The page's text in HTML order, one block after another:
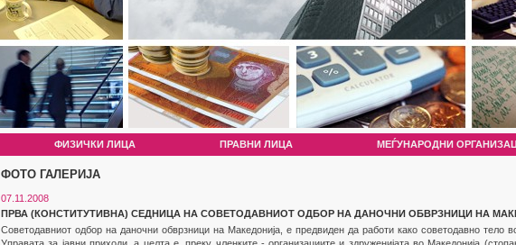
ФИЗИЧКИ ЛИЦА ПРАВНИ ЛИЦА МЕЃУНАРОДНИ
ФОТО ГАЛЕРИЈА
07.11.2008
ПРВА (КОНСТИТУТИВНА) СЕДНИЦА НА СОВЕТОДАВНИОТ ОДБОР НА ДАНОЧНИ ОБВРЗНИЦИ НА
Советодавниот одбор на даночни обврзници на Македонија, е предвиден да работи како советодавно тело